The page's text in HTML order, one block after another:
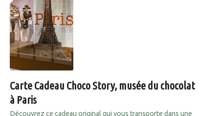
Carte Cadeau Choco Story, musée du chocolat
à Paris
Découvrez ce cadeau original qui vous transporte dans une